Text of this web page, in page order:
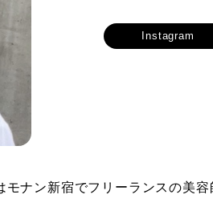
Instagram
ナン新宿でフリーランスの美